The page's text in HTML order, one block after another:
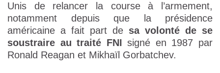
Unis de relancer la course à l’armement,
notamment depuis que la présidence
américaine a fait part de sa volonté de se
soustraire au traité FNI signé en 1987 par
Ronald Reagan et Mikhaïl Gorbatchev.